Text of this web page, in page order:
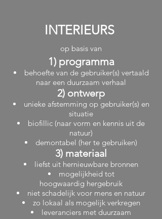
INTERIEURS
op basis van
1) programma
behoefte van de gebruiker(s) vertaald
naar een duurzaam verhaal
2) ontwerp
unieke afstemming op gebruiker(s) en
situatie
biofillic (naar vorm en kennis uit de
natuur)
demontabel (her te gebruiken)
3) materiaal
liefst uit hernieuwbare bronnen
mogelijkheid tot
hoogwaardig hergebruik
niet schadelijk voor mens en natuur
zo lokaal als mogelijk verkregen
leveranciers met duurzaam